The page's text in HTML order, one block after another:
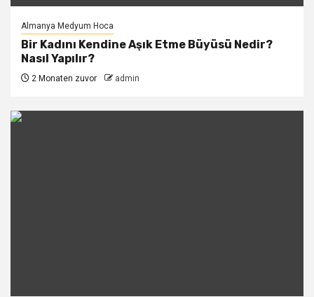
Almanya Medyum Hoca
Bir Kadını Kendine Aşık Etme Büyüsü Nedir?
Nasıl Yapılır?
2 Monaten zuvor admin